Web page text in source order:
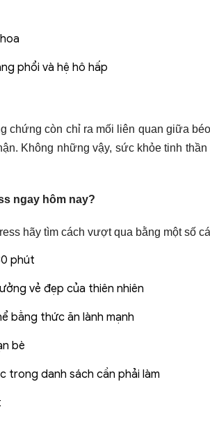
phổi và hệ hô hấp
chứng còn chỉ ra mối liên quan giữa
Không những vậy, sức khỏe tinh
ngay hôm nay?
hãy tìm cách vượt qua bằng một số
phút
vẻ đẹp của thiên nhiên
bằng thức ăn lành mạnh
bè
trong danh sách cần phải làm